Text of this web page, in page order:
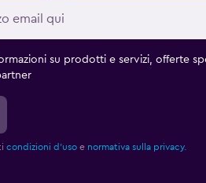
su prodotti e servizi, offerte
condizioni d'usoe normativa sulla privacy.